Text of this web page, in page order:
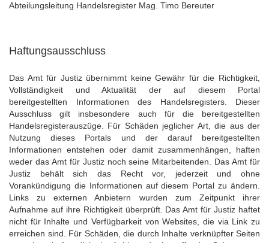
Abteilungsleitung Handelsregister Mag. Timo Bereuter
Haftungsausschluss
Das Amt für Justiz übernimmt keine Gewähr für die Richtigkeit,
Vollständigkeit und Aktualität der auf diesem Portal
bereitgestellten Informationen des Handelsregisters. Dieser
Ausschluss gilt insbesondere auch für die bereitgestellten
Handelsregisterauszüge. Für Schäden jeglicher Art, die aus der
Nutzung dieses Portals und der darauf bereitgestellten
Informationen entstehen oder damit zusammenhängen, haften
weder das Amt für Justiz noch seine Mitarbeitenden. Das Amt für
Justiz behält sich das Recht vor, jederzeit und ohne
Vorankündigung die Informationen auf diesem Portal zu ändern.
Links zu externen Anbietern wurden zum Zeitpunkt ihrer
Aufnahme auf ihre Richtigkeit überprüft. Das Amt für Justiz haftet
nicht für Inhalte und Verfügbarkeit von Websites, die via Link zu
erreichen sind. Für Schäden, die durch Inhalte verknüpfter Seiten